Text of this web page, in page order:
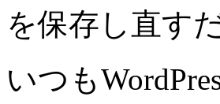
を保存し直す
いつも